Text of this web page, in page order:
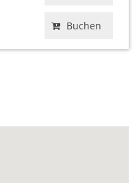
Buchen